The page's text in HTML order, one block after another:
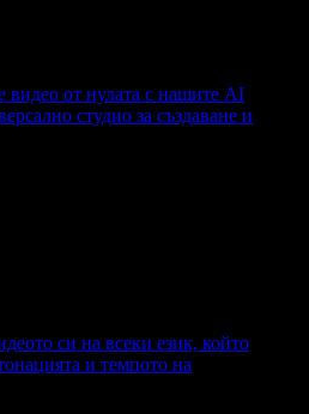
видео от нулата с нашите AI
студио за създаване и
си на всеки език, който
и темпото на